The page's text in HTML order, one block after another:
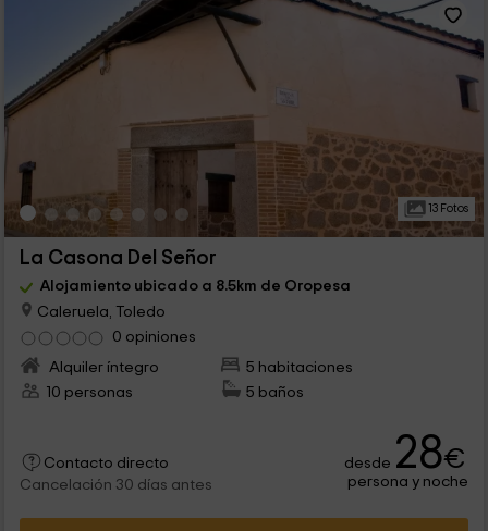
13 Fotos
La Casona Del Señor
Alojamiento ubicado a 8.5km de Oropesa
Caleruela, Toledo
0 opiniones
Alquiler íntegro
5 habitaciones
10 personas
5 baños
Contacto directo
Cancelación 30 días antes
desde 28€
persona y noche